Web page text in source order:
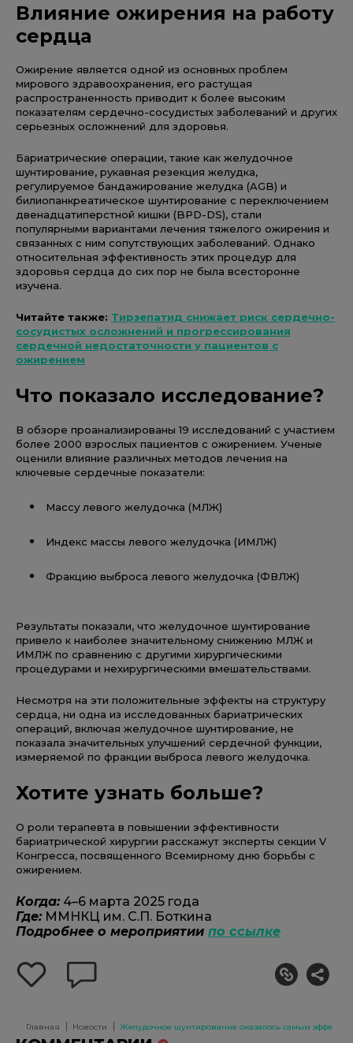
Влияние ожирения на работу
сердца
Ожирение является одной из основных проблем
мирового здравоохранения, его растущая
распространенность приводит к более высоким
показателям сердечно-сосудистых заболеваний и других
серьезных осложнений для здоровья.
Бариатрические операции, такие как желудочное
шунтирование, рукавная резекция желудка,
регулируемое бандажирование желудка (AGB) и
билиопанкреатическое шунтирование с переключением
двенадцатиперстной кишки (BPD-DS), стали
популярными вариантами лечения тяжелого ожирения и
связанных с ним сопутствующих заболеваний. Однако
относительная эффективность этих процедур для
здоровья сердца до сих пор не была всесторонне
изучена.
Читайте также: Тирзепатид снижает риск сердечно-
сосудистых осложнений и прогрессирования
сердечной недостаточности у пациентов с
ожирением
Что показало исследование?
В обзоре проанализированы 19 исследований с участием
более 2000 взрослых пациентов с ожирением. Ученые
оценили влияние различных методов лечения на
ключевые сердечные показатели:
Массу левого желудочка (МЛЖ)
Индекс массы левого желудочка (ИМЛЖ)
Фракцию выброса левого желудочка (ФВЛЖ)
Результаты показали, что желудочное шунтирование
привело к наиболее значительному снижению МЛЖ и
ИМЛЖ по сравнению с другими хирургическими
процедурами и нехирургическими вмешательствами.
Несмотря на эти положительные эффекты на структуру
сердца, ни одна из исследованных бариатрических
операций, включая желудочное шунтирование, не
показала значительных улучшений сердечной функции,
измеряемой по фракции выброса левого желудочка.
Хотите узнать больше?
О роли терапевта в повышении эффективности
бариатрической хирургии расскажут эксперты секции V
Конгресса, посвященного Всемирному дню борьбы с
ожирением.
Когда: 4–6 марта 2025 года
Где: ММНКЦ им. С.П. Боткина
Подробнее о мероприятии по ссылке
добавить
себе
Главная Новости Желудочное шунтирование оказалось самым